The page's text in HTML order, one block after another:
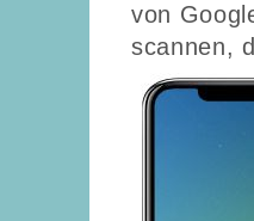
von
scannen,